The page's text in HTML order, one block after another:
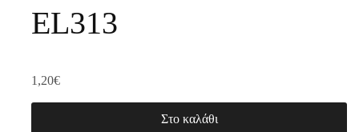
EL313
1,20€
Στο καλάθι